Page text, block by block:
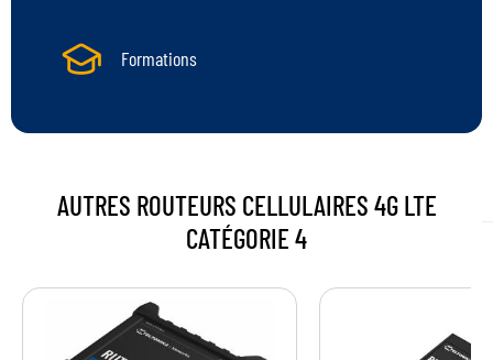
Formations
AUTRES ROUTEURS CELLULAIRES 4G LTE
CATÉGORIE 4